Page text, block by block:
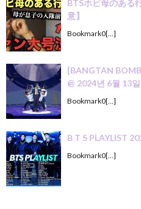
BTSホビ母のある
意】
Bookmark0[…]
[BANGTAN
@ 2024년 6월 13
Bookmark0[…]
B T S PLAYLIST
Bookmark0[…]